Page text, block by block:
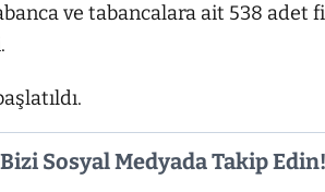
ve tabancalara ait 538 adet
Sosyal Medyada Takip Edin!